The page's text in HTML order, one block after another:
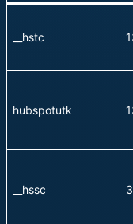
__hstc
hubspotutk
__hssc